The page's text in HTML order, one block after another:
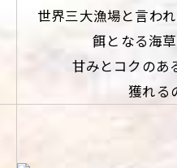
世界三大漁場と言わ
餌となる海
甘みとコクのあ
獲れる